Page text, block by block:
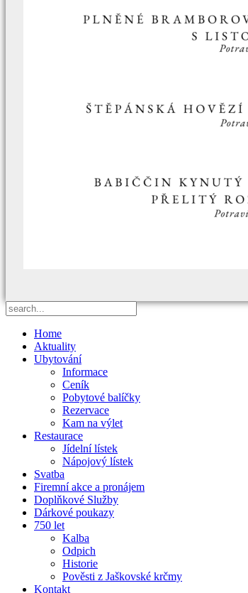
Home
Aktuality
Ubytování
Informace
Ceník
Pobytové balíčky
Rezervace
Kam na výlet
Restaurace
Jídelní lístek
Nápojový lístek
Svatba
Firemní akce a pronájem
Doplňkové Služby
Dárkové poukazy
750 let
Kalba
Odpich
Historie
Pověsti z Jaškovské krčmy
Kontakt